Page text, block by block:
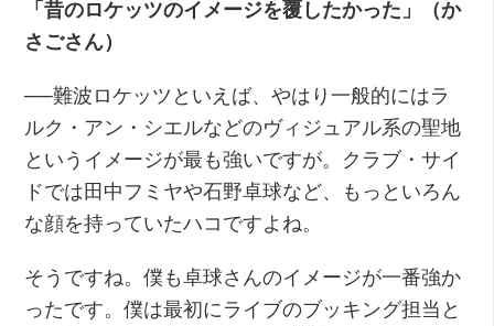
「昔のロケッツのイメージを覆したかった」
（か
さごさん）
──難波ロケッツといえば、やはり一般的にはラ
ルク・アン・シエルなどのヴィジュアル系の聖地
というイメージが最も強いですが。クラブ・サイ
ドでは田中フミヤや石野卓球など、もっといろん
な顔を持っていたハコですよね。
そうですね。僕も卓球さんのイメージが一番強か
ったです。僕は最初にライブのブッキング担当と